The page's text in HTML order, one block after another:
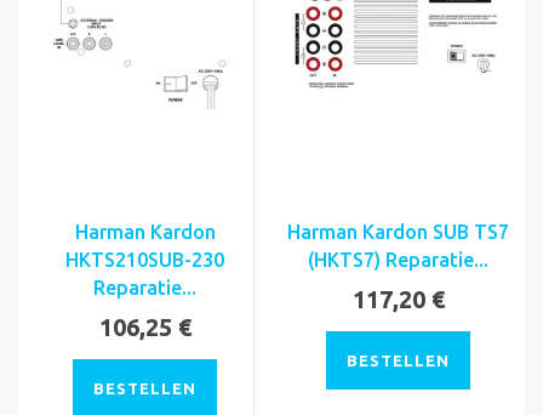
Harman Kardon
HKTS210SUB-230
Reparatie...
106,25 €
BESTELLEN
Harman Kardon SUB TS7
(HKTS7) Reparatie...
117,20 €
BESTELLEN